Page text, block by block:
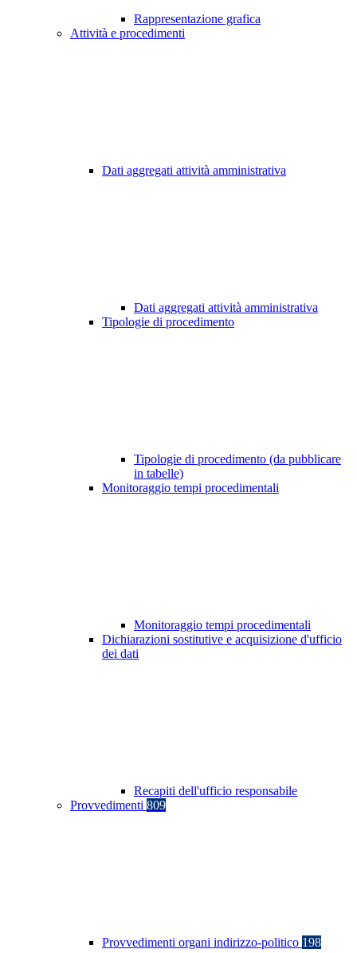
Rappresentazione grafica
Attività e procedimenti
Dati aggregati attività amministrativa
Dati aggregati attività amministrativa
Tipologie di procedimento
Tipologie di procedimento (da pubblicare
in tabelle)
Monitoraggio tempi procedimentali
Monitoraggio tempi procedimentali
Dichiarazioni sostitutive e acquisizione d'ufficio
dei dati
Recapiti dell'ufficio responsabile
Provvedimenti 809
Provvedimenti organi indirizzo-politico 198